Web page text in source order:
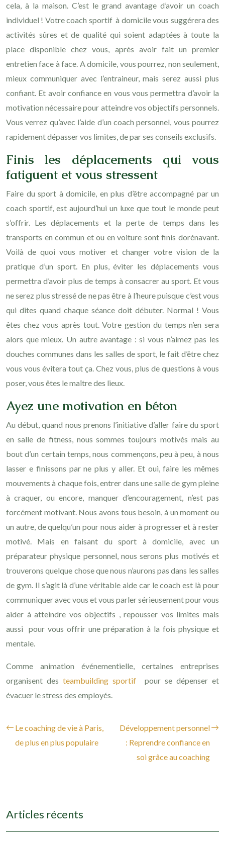
cela, à la maison. C’est le grand avantage d’avoir un coach
individuel ! Votre coach sportif à domicile vous suggérera des
activités sûres et de qualité qui soient adaptées à toute la
place disponible chez vous, après avoir fait un premier
entretien face à face. A domicile, vous pourrez, non seulement,
mieux communiquer avec l’entraineur, mais serez aussi plus
confiant. Et avoir confiance en vous vous permettra d’avoir la
motivation nécessaire pour atteindre vos objectifs personnels.
Vous verrez qu’avec l’aide d’un coach personnel, vous pourrez
rapidement dépasser vos limites, de par ses conseils exclusifs.
Finis les déplacements qui vous
fatiguent et vous stressent
Faire du sport à domicile, en plus d’être accompagné par un
coach sportif, est aujourd’hui un luxe que tout le monde peut
s’offrir. Les déplacements et la perte de temps dans les
transports en commun et ou en voiture sont finis dorénavant.
Voilà de quoi vous motiver et changer votre vision de la
pratique d’un sport. En plus, éviter les déplacements vous
permettra d’avoir plus de temps à consacrer au sport. Et vous
ne serez plus stressé de ne pas être à l’heure puisque c’est vous
qui dites quand chaque séance doit débuter. Normal ! Vous
êtes chez vous après tout. Votre gestion du temps n’en sera
alors que mieux. Un autre avantage : si vous n’aimez pas les
douches communes dans les salles de sport, le fait d’être chez
vous vous évitera tout ça. Chez vous, plus de questions à vous
poser, vous êtes le maître des lieux.
Ayez une motivation en béton
Au début, quand nous prenons l’initiative d’aller faire du sport
en salle de fitness, nous sommes toujours motivés mais au
bout d’un certain temps, nous commençons, peu à peu, à nous
lasser e finissons par ne plus y aller. Et oui, faire les mêmes
mouvements à chaque fois, entrer dans une salle de gym pleine
à craquer, ou encore, manquer d’encouragement, n’est pas
forcément motivant. Nous avons tous besoin, à un moment ou
un autre, de quelqu’un pour nous aider à progresser et à rester
motivé. Mais en faisant du sport à domicile, avec un
préparateur physique personnel, nous serons plus motivés et
trouverons quelque chose que nous n’aurons pas dans les salles
de gym. Il s’agit là d’une véritable aide car le coach est là pour
communiquer avec vous et vous parler sérieusement pour vous
aider à atteindre vos objectifs , repousser vos limites mais
aussi pour vous offrir une préparation à la fois physique et
mentale.
Comme animation événementielle, certaines entreprises
organisent desteambuilding sportif pour se dépenser et
évacuer le stress des employés.
Le coaching de vie à Paris,
de plus en plus populaire
Développement personnel
: Reprendre confiance en
soi grâce au coaching
Articles récents